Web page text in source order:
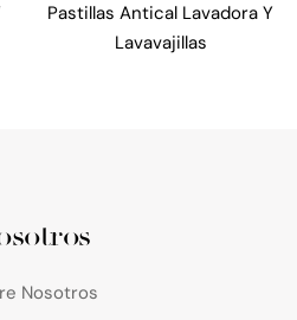
Pastillas Antical Lavadora Y
Lavavajillas
Nosotros